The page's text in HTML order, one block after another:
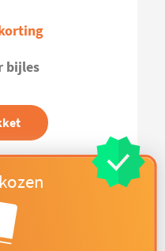
bijles